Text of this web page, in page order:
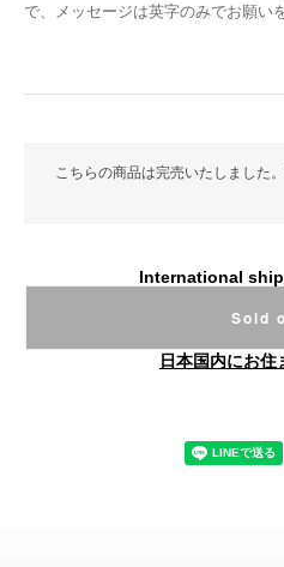
で、メッセージは英字のみでお願い
こちらの商品は完売いたしました
International
Sold
日本国内にお住